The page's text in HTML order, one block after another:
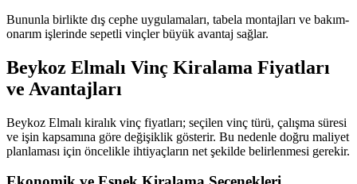
Bununla birlikte dış cephe uygulamaları, tabela montajları ve bakım-
onarım işlerinde sepetli vinçler büyük avantaj sağlar.
Beykoz Elmalı Vinç Kiralama Fiyatları
ve Avantajları
Beykoz Elmalı kiralık vinç fiyatları; seçilen vinç türü, çalışma süresi
ve işin kapsamına göre değişiklik gösterir. Bu nedenle doğru maliyet
planlaması için öncelikle ihtiyaçların net şekilde belirlenmesi gerekir.